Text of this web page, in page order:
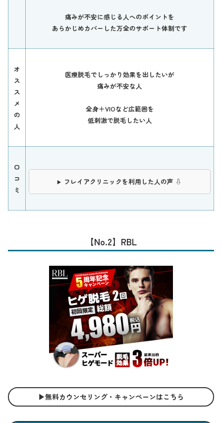
痛みが不安に感じる人へのポイントを
あらかじめカバーした万全のサポート体制です
オ
ス
ス
メ
の
人
医療脱毛でしっかり効果を出したいが
痛みが不安な人
全身＋VIOなど広範囲を
低刺激で脱毛したい人
口
コ
ミ
フレイアクリニックを利用した人の声 ⇩
【No.2】RBL
▶︎無料カウンセリング・キャンペーンはこちら